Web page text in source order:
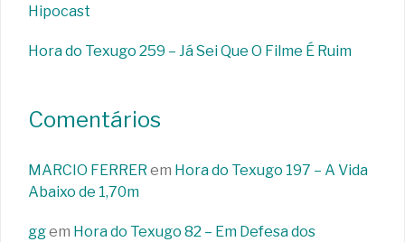
Hipocast
Hora do Texugo 259 – Já Sei Que O Filme É Ruim
Comentários
MARCIO FERRER em Hora do Texugo 197 – A Vida
Abaixo de 1,70m
ggem Hora do Texugo 82 – Em Defesa dos